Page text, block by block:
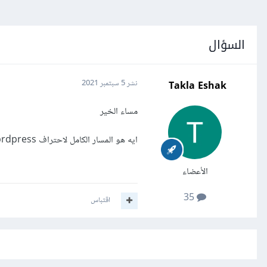
السؤال
Takla Eshak
الأعضاء
نشر5 سبتمبر 2021
مساء الخير
ايه هو المسار الكامل لاحتراف wordpress
اقتباس